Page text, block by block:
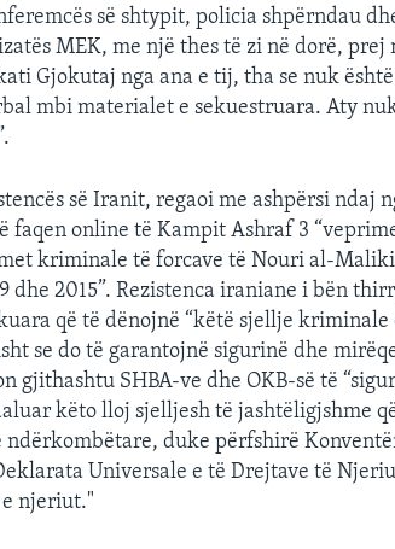
së shtypit, policia shpërndau
MEK, me një thes të zi në dorë,
Gjokutaj nga ana e tij, tha se nuk
mbi materialet e sekuestruara. Aty
së Iranit, regaoi me ashpërsi ndaj
faqen online të Kampit Ashraf 3
kriminale të forcave të Nouri al-
2015”. Rezistenca iraniane i bën
që të dënojnë “këtë sjellje kriminale
se do të garantojnë sigurinë dhe
gjithashtu SHBA-ve dhe OKB-së të
këto lloj sjelljesh të jashtëligjshme
duke përfshirë
Universale e të Drejtave të
njeriut."